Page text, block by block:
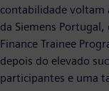
contabilidade voltam
da Siemens Portugal,
Finance Trainee
depois do elevado
participantes e uma